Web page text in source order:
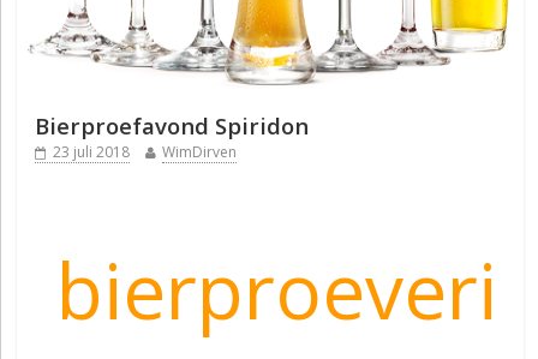
Bierproefavond Spiridon
23 juli 2018 WimDirven
bierproeveri